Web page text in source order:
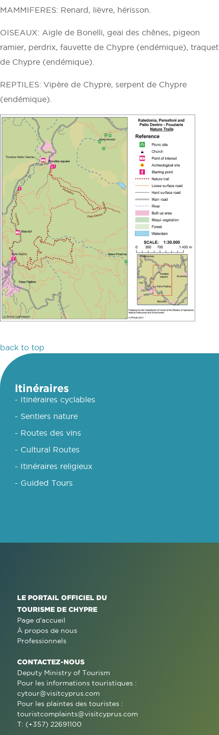
MAMMIFERES: Renard, lièvre, hérisson.
OISEAUX: Aigle de Bonelli, geai des chênes, pigeon
ramier, perdrix, fauvette de Chypre (endémique), traquet
de Chypre (endémique).
REPTILES: Vipère de Chypre, serpent de Chypre
(endémique).
back to top
Itinéraires
- Itinéraires cyclables
- Sentiers nature
- Routes des vins
- Cultural Routes
- Itinéraires religieux
- Guided Tours
LE PORTAIL OFFICIEL DU
TOURISME DE CHYPRE
Page d'accueil
À propos de nous
Professionnels
CONTACTEZ-NOUS
Deputy Ministry of Tourism
Pour les informations touristiques :
cytour@visitcyprus.com
Pour les plaintes des touristes :
touristcomplaints@visitcyprus.com
T: (+357) 22691100